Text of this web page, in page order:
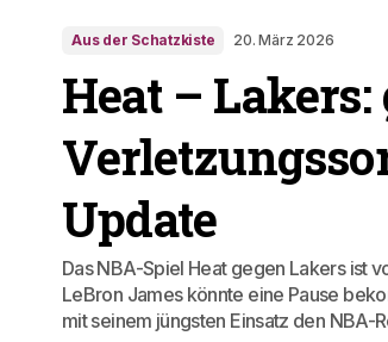
Aus der Schatzkiste 20. März 2026
Heat – Lakers:
Update
Das NBA-Spiel Heat gegen Lakers ist
LeBron James könnte eine Pause
mit seinem jüngsten Einsatz den